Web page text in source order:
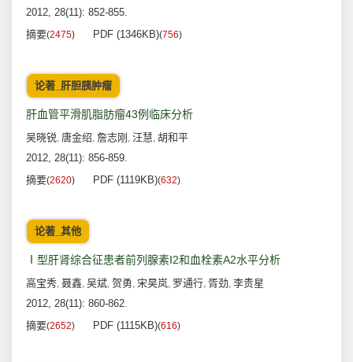
2012, 28(11): 852-855.
摘要(2475) PDF (1346KB)(756)
论著_肝胆胰肿瘤
肝血管平滑肌脂肪瘤43例临床分析
吴晓锐, 唐金绍, 詹志刚 , 汪慧, 胡和平
2012, 28(11): 856-859.
摘要(2620) PDF (1119KB)(632)
论著_其他
Ⅰ型肝肾综合征患者前列腺素I2和血栓素A2水平分析
高宝秀, 聂鑫, 吴斌, 贺勇, 宋昊岚, 罗通行, 胥劲, 李贵星
2012, 28(11): 860-862.
摘要(2652) PDF (1115KB)(616)